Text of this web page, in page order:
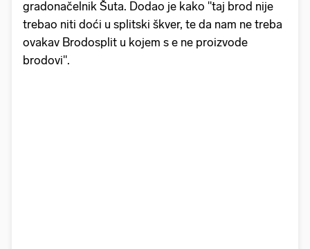
gradonačelnik Šuta. Dodao je kako "taj brod nije
trebao niti doći u splitski škver, te da nam ne treba
ovakav Brodosplit u kojem s e ne proizvode
brodovi".